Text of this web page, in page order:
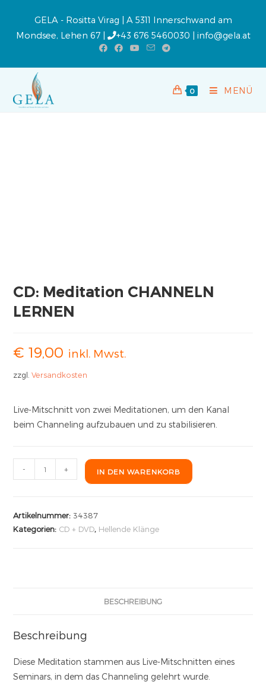
GELA - Rositta Virag | A 5311 Innerschwand am
Mondsee, Lehen 67 |
+43 676 5460030 | info@gela.at
0 MENÜ
CD: Meditation CHANNELN
LERNEN
€ 19,00 inkl. Mwst.
zzgl.Versandkosten
Live-Mitschnitt von zwei Meditationen, um den Kanal
beim Channeling aufzubauen und zu stabilisieren.
- + IN DEN WARENKORB
Artikelnummer: 34387
Kategorien: CD + DVD, Hellende Klänge
BESCHREIBUNG
Beschreibung
Diese Meditation stammen aus Live-Mitschnitten eines
Seminars, in dem das Channeling gelehrt wurde.